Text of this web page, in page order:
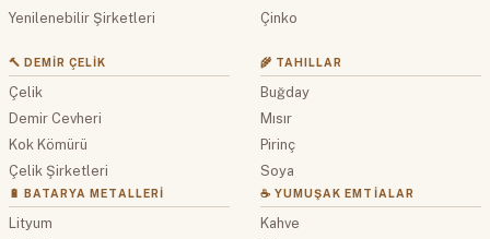
Yenilenebilir Şirketleri Çinko
🔨 DEMIR ÇELIK
Çelik
Demir Cevheri
Kok Kömürü
Çelik Şirketleri
🔋 BATARYA METALLERI
Lityum
🌾 TAHILLAR
Buğday
Mısır
Pirinç
Soya
☕ YUMUŞAK EMTIALAR
Kahve